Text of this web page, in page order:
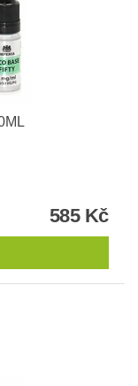
585 Kč